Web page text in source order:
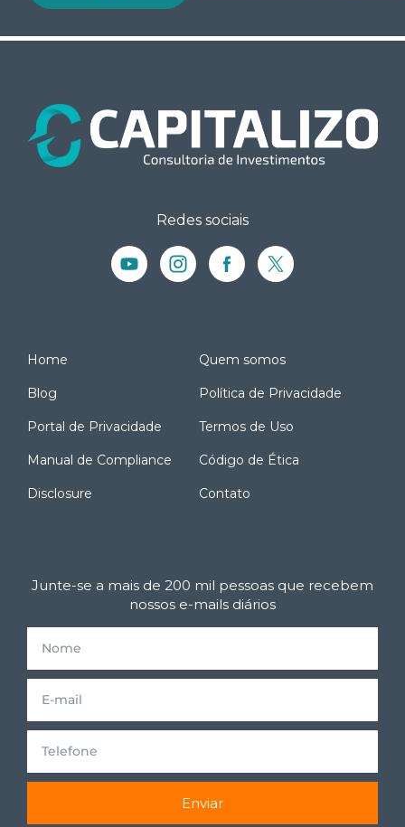
Redes sociais
Home Quem somos
Blog Política de Privacidade
Portal de Privacidade Termos de Uso
Manual de Compliance Código de Ética
Disclosure Contato
Junte-se a mais de 200 mil pessoas que recebem
nossos e-mails diários
Enviar